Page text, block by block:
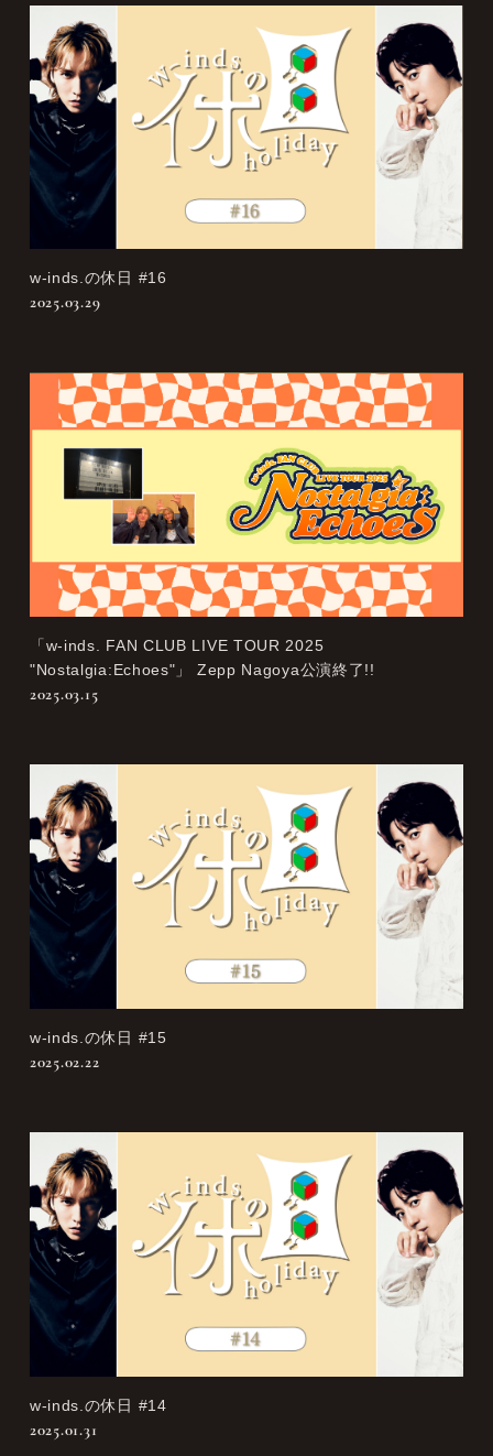
w-inds.の休日 #16
2025.03.29
「w-inds. FAN CLUB LIVE TOUR 2025
"Nostalgia:Echoes"」 Zepp Nagoya公演終了!!
2025.03.15
w-inds.の休日 #15
2025.02.22
w-inds.の休日 #14
2025.01.31